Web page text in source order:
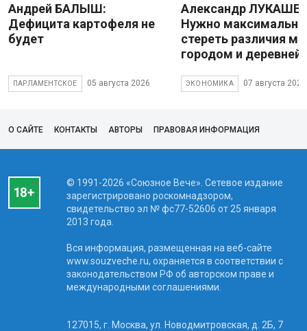
Андрей БАЛЫШ:
Дефицита картофеля не
будет
ПАРЛАМЕНТСКОЕ 05 августа 2026
Александр
Нужно максимально
стереть различия
городом и деревней
ЭКОНОМИКА 07 августа 2026
О САЙТЕ КОНТАКТЫ АВТОРЫ ПРАВОВАЯ ИНФОРМАЦИЯ
© 1991-2026 «Союзное Вече». Сетевое издание
зарегистрировано роскомнадзором,
свидетельство эл № фc77-52606 от 25 января
2013 года.
Вся информация, размещенная на веб-сайте
www.souzveche.ru, охраняется в соответствии с
законодательством РФ об авторском праве и
международными соглашениями.
127015, г. Москва, ул. Новодмитровская, д. 2Б, 7